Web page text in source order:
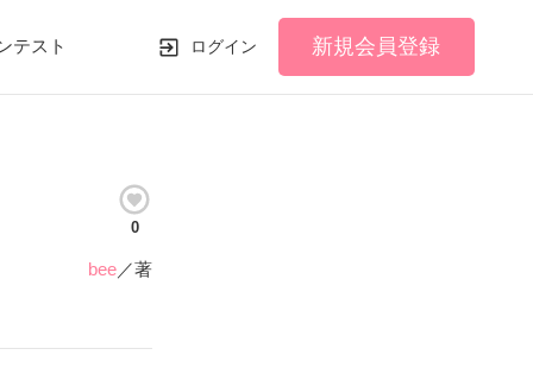
テスト ログイン 新規会員登録
0
bee／著